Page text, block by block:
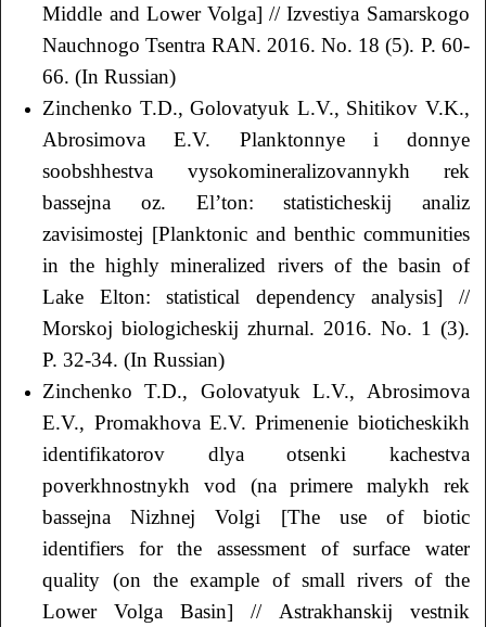
Middle and Lower Volga] // Izvestiya Samarskogo
Nauchnogo Tsentra RАN. 2016. No. 18 (5). P. 60-
66. (In Russian)
Zinchenko T.D., Golovatyuk L.V., Shitikov V.K.,
Аbrosimova E.V. Planktonnye i donnye
soobshhestva vysokomineralizovannykh rek
bassejna oz. El’ton: statisticheskij analiz
zavisimostej [Planktonic and benthic communities
in the highly mineralized rivers of the basin of
Lake Elton: statistical dependency analysis] //
Morskoj biologicheskij zhurnal. 2016. No. 1 (3).
P. 32-34. (In Russian)
Zinchenko T.D., Golovatyuk L.V., Аbrosimova
E.V., Promakhova E.V. Primenenie bioticheskikh
identifikatorov dlya otsenki kachestva
poverkhnostnykh vod (na primere malykh rek
bassejna Nizhnej Volgi [The use of biotic
identifiers for the assessment of surface water
quality (on the example of small rivers of the
Lower Volga Basin] // Аstrakhanskij vestnik